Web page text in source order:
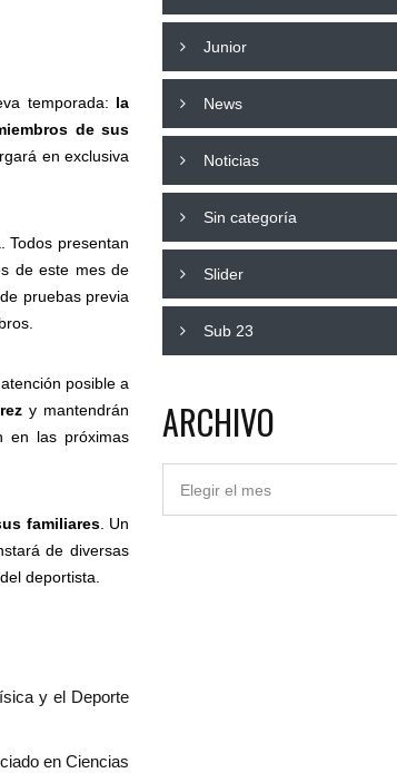
temporada: la
de sus
en exclusiva
Todos presentan
de este mes de
pruebas previa
posible a
y mantendrán
en las próximas
familiares. Un
de diversas
deportista.
y el Deporte
en Ciencias
Junior
News
Noticias
Sin categoría
Slider
Sub 23
ARCHIVO
Elegir el mes